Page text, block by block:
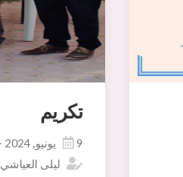
تكريم
9 يونيو, 2024 - 10:11
ليلى العياشي